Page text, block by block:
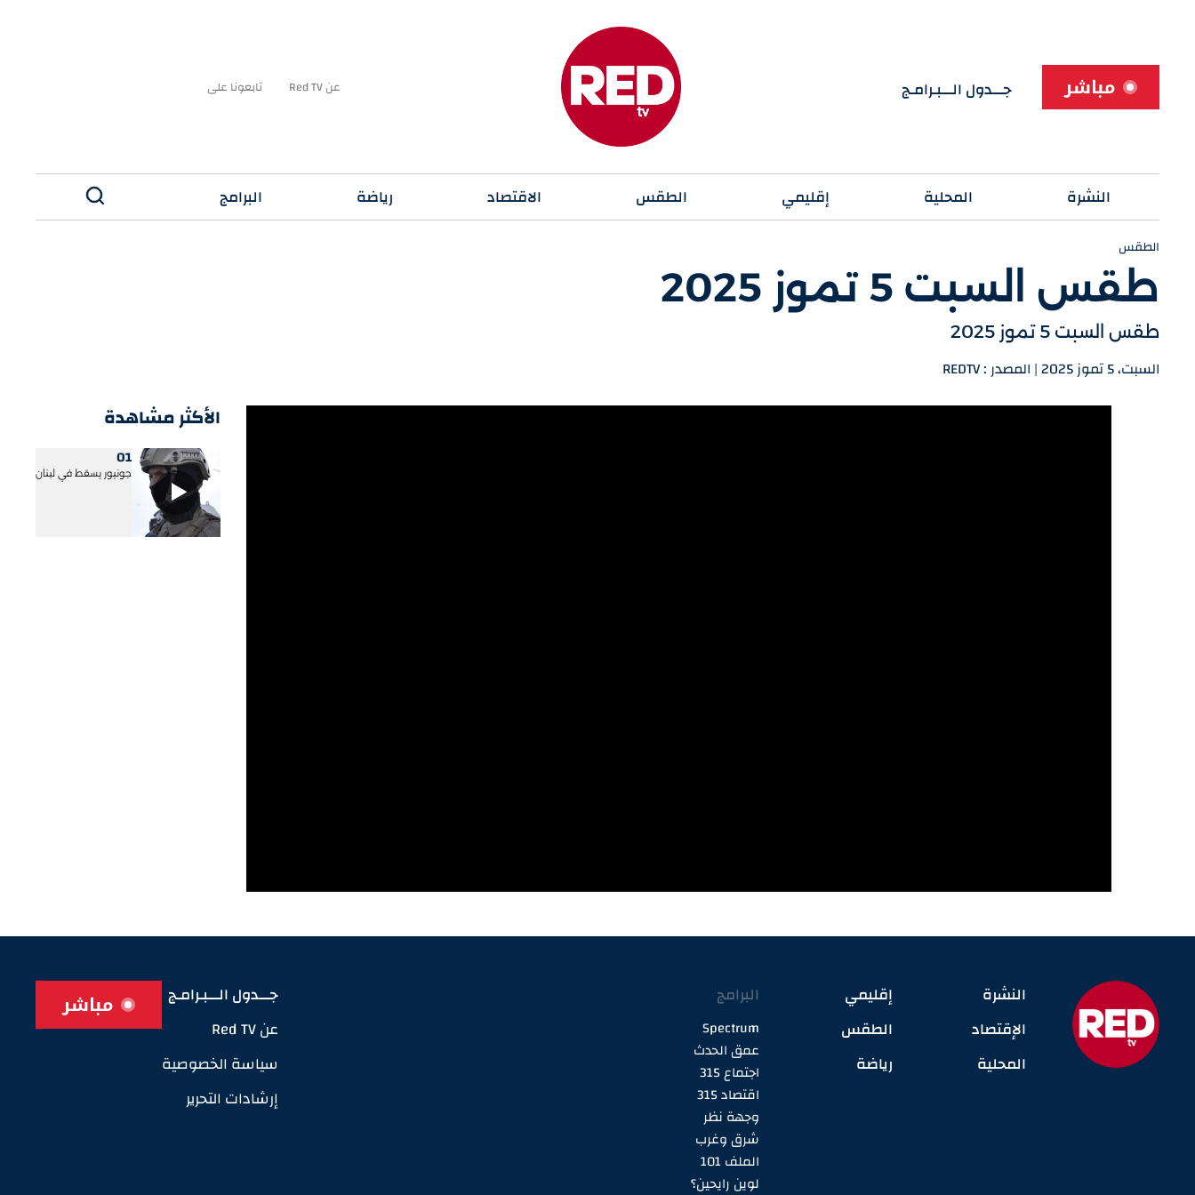
مباشر جـــدول الـــبـرامـج عن Red TV تابعونا على
النشرة المحلية إقليمي الطقس الاقتصاد رياضة البرامج
الطقس
طقس السبت 5 تموز 2025
طقس السبت 5 تموز 2025
السبت، 5 تموز 2025 | المصدر : REDTV
الأكثر مشاهدة
01
جونيور يسقط في لبنان
النشرة
الإقتصاد
المحلية
إقليمي
الطقس
رياضة
البرامج
Spectrum
عمق الحدث
اجتماع 315
اقتصاد 315
وجهة نظر
شرق وغرب
الملف 101
لوين رايحين؟
جـــدول الـــبـرامـج
عن Red TV
سياسة الخصوصية
إرشادات التحرير
مباشر